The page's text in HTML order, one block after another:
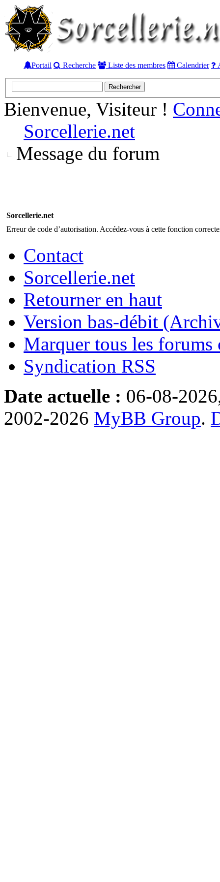
Portail Recherche Liste des membres Calendrier
Bienvenue, Visiteur !
Sorcellerie.net
Message du forum
Sorcellerie.net
Erreur de code d’autorisation. Accédez-vous à cette fonction
Contact
Sorcellerie.net
Retourner en haut
Version bas-débit
Marquer tous les forums
Syndication RSS
Date actuelle : 06-08-
2002-2026 MyBB Group.